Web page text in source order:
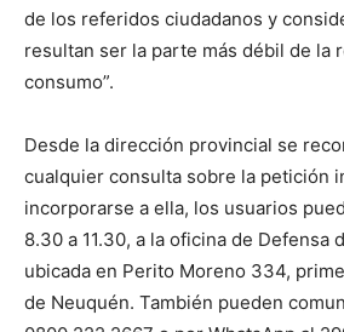
de los referidos ciudadanos y
resultan ser la parte más débil de la
consumo”.
Desde la dirección provincial se
cualquier consulta sobre la petición
incorporarse a ella, los usuarios
8.30 a 11.30, a la oficina de Defensa
ubicada en Perito Moreno 334,
de Neuquén. También pueden